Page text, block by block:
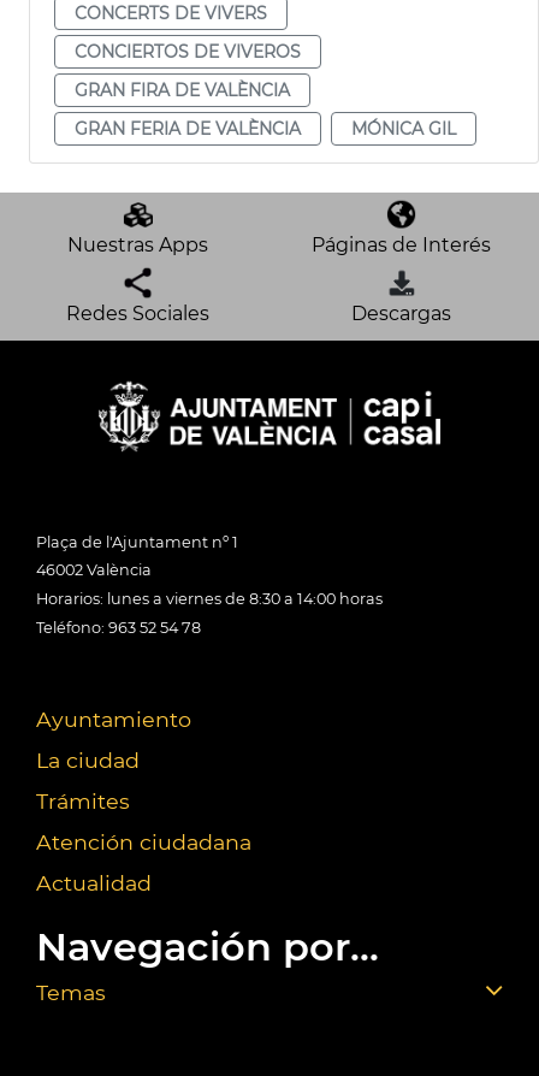
CONCERTS DE VIVERS
CONCIERTOS DE VIVEROS
GRAN FIRA DE VALÈNCIA
GRAN FERIA DE VALÈNCIA
MÓNICA GIL
Nuestras Apps Páginas de Interés
Redes Sociales Descargas
Plaça de l'Ajuntament nº 1
46002 València
Horarios: lunes a viernes de 8:30 a 14:00 horas
Teléfono: 963 52 54 78
Ayuntamiento
La ciudad
Trámites
Atención ciudadana
Actualidad
Navegación por...
Temas